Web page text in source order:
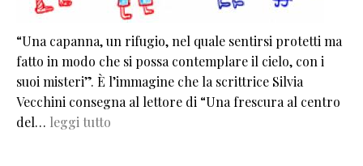
“Una capanna, un rifugio, nel quale sentirsi protetti ma
fatto in modo che si possa contemplare il cielo, con i
suoi misteri”. È l’immagine che la scrittrice Silvia
Vecchini consegna al lettore di “Una frescura al centro
del… leggi tutto